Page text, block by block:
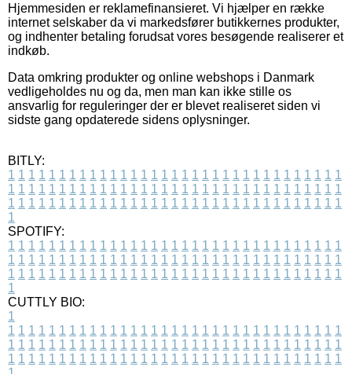
Hjemmesiden er reklamefinansieret. Vi hjælper en række
internet selskaber da vi markedsfører butikkernes produkter,
og indhenter betaling forudsat vores besøgende realiserer et
indkøb.
Data omkring produkter og online webshops i Danmark
vedligeholdes nu og da, men man kan ikke stille os
ansvarlig for reguleringer der er blevet realiseret siden vi
sidste gang opdaterede sidens oplysninger.
BITLY:
1 1 1 1 1 1 1 1 1 1 1 1 1 1 1 1 1 1 1 1 1 1 1 1 1 1 1 1 1 1 1 1 1
1 1 1 1 1 1 1 1 1 1 1 1 1 1 1 1 1 1 1 1 1 1 1 1 1 1 1 1 1 1 1 1 1
1 1 1 1 1 1 1 1 1 1 1 1 1 1 1 1 1 1 1 1 1 1 1 1 1 1 1 1 1 1 1 1 1
1
SPOTIFY:
1 1 1 1 1 1 1 1 1 1 1 1 1 1 1 1 1 1 1 1 1 1 1 1 1 1 1 1 1 1 1 1 1
1 1 1 1 1 1 1 1 1 1 1 1 1 1 1 1 1 1 1 1 1 1 1 1 1 1 1 1 1 1 1 1 1
1 1 1 1 1 1 1 1 1 1 1 1 1 1 1 1 1 1 1 1 1 1 1 1 1 1 1 1 1 1 1 1 1
1
CUTTLY BIO:
1
1 1 1 1 1 1 1 1 1 1 1 1 1 1 1 1 1 1 1 1 1 1 1 1 1 1 1 1 1 1 1 1 1
1 1 1 1 1 1 1 1 1 1 1 1 1 1 1 1 1 1 1 1 1 1 1 1 1 1 1 1 1 1 1 1 1
1 1 1 1 1 1 1 1 1 1 1 1 1 1 1 1 1 1 1 1 1 1 1 1 1 1 1 1 1 1 1 1 1